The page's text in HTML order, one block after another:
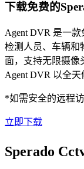
下载免费的
Agent DVR 是一
检测人员、车辆和
面，支持无限摄像
Agent DVR 以全天
*如需安全的远程
立即下载
Sperado